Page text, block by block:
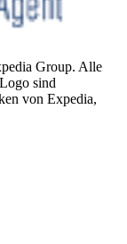
Group. Alle
sind
von Expedia,